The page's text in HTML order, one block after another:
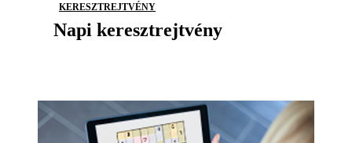
KERESZTREJTVÉNY
Napi keresztrejtvény